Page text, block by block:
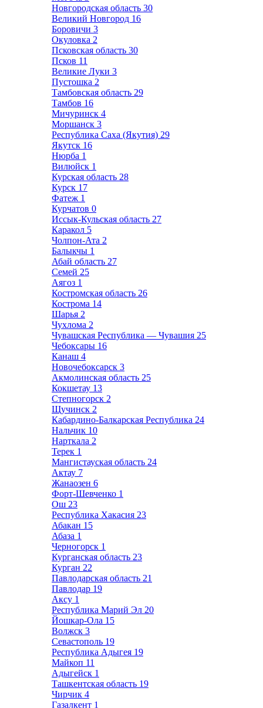
Новгородская область 30
Великий Новгород 16
Боровичи 3
Окуловка 2
Псковская область 30
Псков 11
Великие Луки 3
Пустошка 2
Тамбовская область 29
Тамбов 16
Мичуринск 4
Моршанск 3
Республика Саха (Якутия) 29
Якутск 16
Нюрба 1
Вилюйск 1
Курская область 28
Курск 17
Фатеж 1
Курчатов 0
Иссык-Кульская область 27
Каракол 5
Чолпон-Ата 2
Балыкчы 1
Абай область 27
Семей 25
Аягоз 1
Костромская область 26
Кострома 14
Шарья 2
Чухлома 2
Чувашская Республика — Чувашия 25
Чебоксары 16
Канаш 4
Новочебоксарск 3
Акмолинская область 25
Кокшетау 13
Степногорск 2
Щучинск 2
Кабардино-Балкарская Республика 24
Нальчик 10
Нарткала 2
Терек 1
Мангистауская область 24
Актау 7
Жанаозен 6
Форт-Шевченко 1
Ош 23
Республика Хакасия 23
Абакан 15
Абаза 1
Черногорск 1
Курганская область 23
Курган 22
Павлодарская область 21
Павлодар 19
Аксу 1
Республика Марий Эл 20
Йошкар-Ола 15
Волжск 3
Севастополь 19
Республика Адыгея 19
Майкоп 11
Адыгейск 1
Ташкентская область 19
Чирчик 4
Газалкент 1